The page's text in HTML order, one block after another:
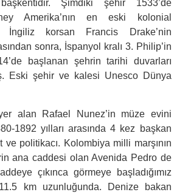
Şimdiki şehir 1533’de
Amerika’nın en eski kolonial
İngiliz korsan Francis Drake’nin
sonra, İspanyol kralı 3. Philip’in
başlanan şehrin tarihi duvarları
Eski şehir ve kalesi Unesco Dünya
alan Rafael Nunez’in müze evini
1892 yılları arasında 4 kez başkan
politikacı. Kolombiya milli marşının
ana caddesi olan Avenida Pedro de
çıkınca görmeye başladığımız
km uzunluğunda. Denize bakan